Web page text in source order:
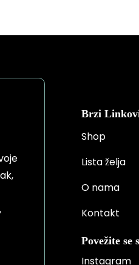
Brzi
Shop
Lista želja
O nama
Kontakt
Povežite se
Instagram